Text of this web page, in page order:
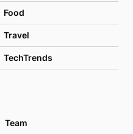
Food
Travel
TechTrends
Team